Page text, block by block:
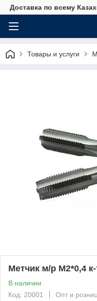
Доставка по всему
Товары и услуги
Метчик м/р М2*0,4 к-
В наличии
Код: 20001
Опт и